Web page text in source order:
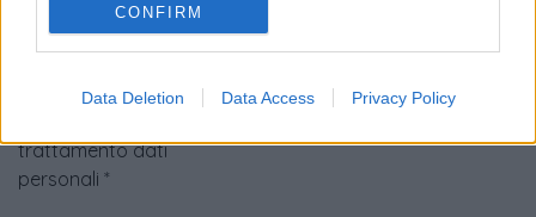
CONFIRM
Data Deletion Data Access Privacy Policy
trattamento dati
personali *